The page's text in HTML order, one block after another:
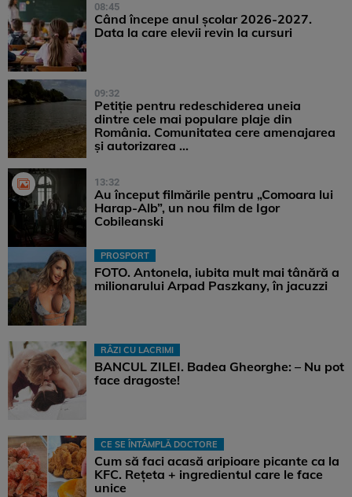
08:45
Când începe anul școlar 2026-2027.
Data la care elevii revin la cursuri
09:32
Petiție pentru redeschiderea uneia
dintre cele mai populare plaje din
România. Comunitatea cere amenajarea
și autorizarea ...
13:32
Au început filmările pentru „Comoara lui
Harap-Alb”, un nou film de Igor
Cobileanski
PROSPORT
FOTO. Antonela, iubita mult mai tânără a
milionarului Arpad Paszkany, în jacuzzi
RÂZI CU LACRIMI
BANCUL ZILEI. Badea Gheorghe: – Nu pot
face dragoste!
CE SE ÎNTÂMPLĂ DOCTORE
Cum să faci acasă aripioare picante ca la
KFC. Rețeta + ingredientul care le face
unice